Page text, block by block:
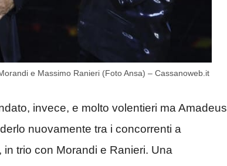
e Massimo Ranieri (Foto Ansa) – Cassanoweb.it
invece, e molto volentieri ma Amadeus
nuovamente tra i concorrenti a
trio con Morandi e Ranieri. Una